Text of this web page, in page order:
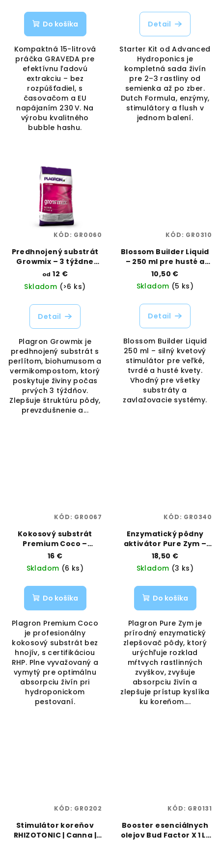
Do košíka
Kompaktná 15-litrová
práčka GRAVEDA pre
efektívnu ľadovú
extrakciu – bez
rozpúšťadiel, s
časovačom a EU
napájaním 230 V. Na
výrobu kvalitného
bubble hashu.
Detail
Starter Kit od Advanced
Hydroponics je
kompletná sada živín
pre 2–3 rastliny od
semienka až po zber.
Dutch Formula, enzýmy,
stimulátory a flush v
jednom balení.
Predhnojený substrát
Growmix – 3 týždne
živín | Plagron |
Vaporama
od 12 €
Skladom (>6 ks)
Detail
Plagron Growmix je
predhnojený substrát s
perlítom, biohumusom a
vermikompostom, ktorý
poskytuje živiny počas
prvých 3 týždňov.
Zlepšuje štruktúru pôdy,
prevzdušnenie a...
KÓD: GR0060
Blossom Builder Liquid
– 250 ml pre husté a
ťažké kvety | Atami
B’cuzz | Vaporama
10,50 €
Skladom (5 ks)
Detail
Blossom Builder Liquid
250 ml – silný kvetový
stimulátor pre veľké,
tvrdé a husté kvety.
Vhodný pre všetky
substráty a
zavlažovacie systémy.
KÓD: GR0310
Kokosový substrát
Premium Coco –
hydroponický základ |
Plagron | Vaporama
16 €
Skladom (6 ks)
Do košíka
Plagron Premium Coco
je profesionálny
kokosový substrát bez
hnojív, s certifikáciou
RHP. Plne vyvažovaný a
vymytý pre optimálnu
absorpciu živín pri
hydroponickom
pestovaní.
KÓD: GR0067
Enzymatický pôdny
aktivátor Pure Zym –
0,5 L | Plagron |
Vaporama
18,50 €
Skladom (3 ks)
Do košíka
Plagron Pure Zym je
prírodný enzymatický
zlepšovač pôdy, ktorý
urýchľuje rozklad
mŕtvych rastlinných
zvyškov, zvyšuje
absorpciu živín a
zlepšuje prístup kyslíka
ku koreňom....
KÓD: GR0340
Stimulátor koreňov
RHIZOTONIC | Canna |
KÓD: GR0202
Booster esenciálnych
olejov Bud Factor X 1 L |
KÓD: GR0131